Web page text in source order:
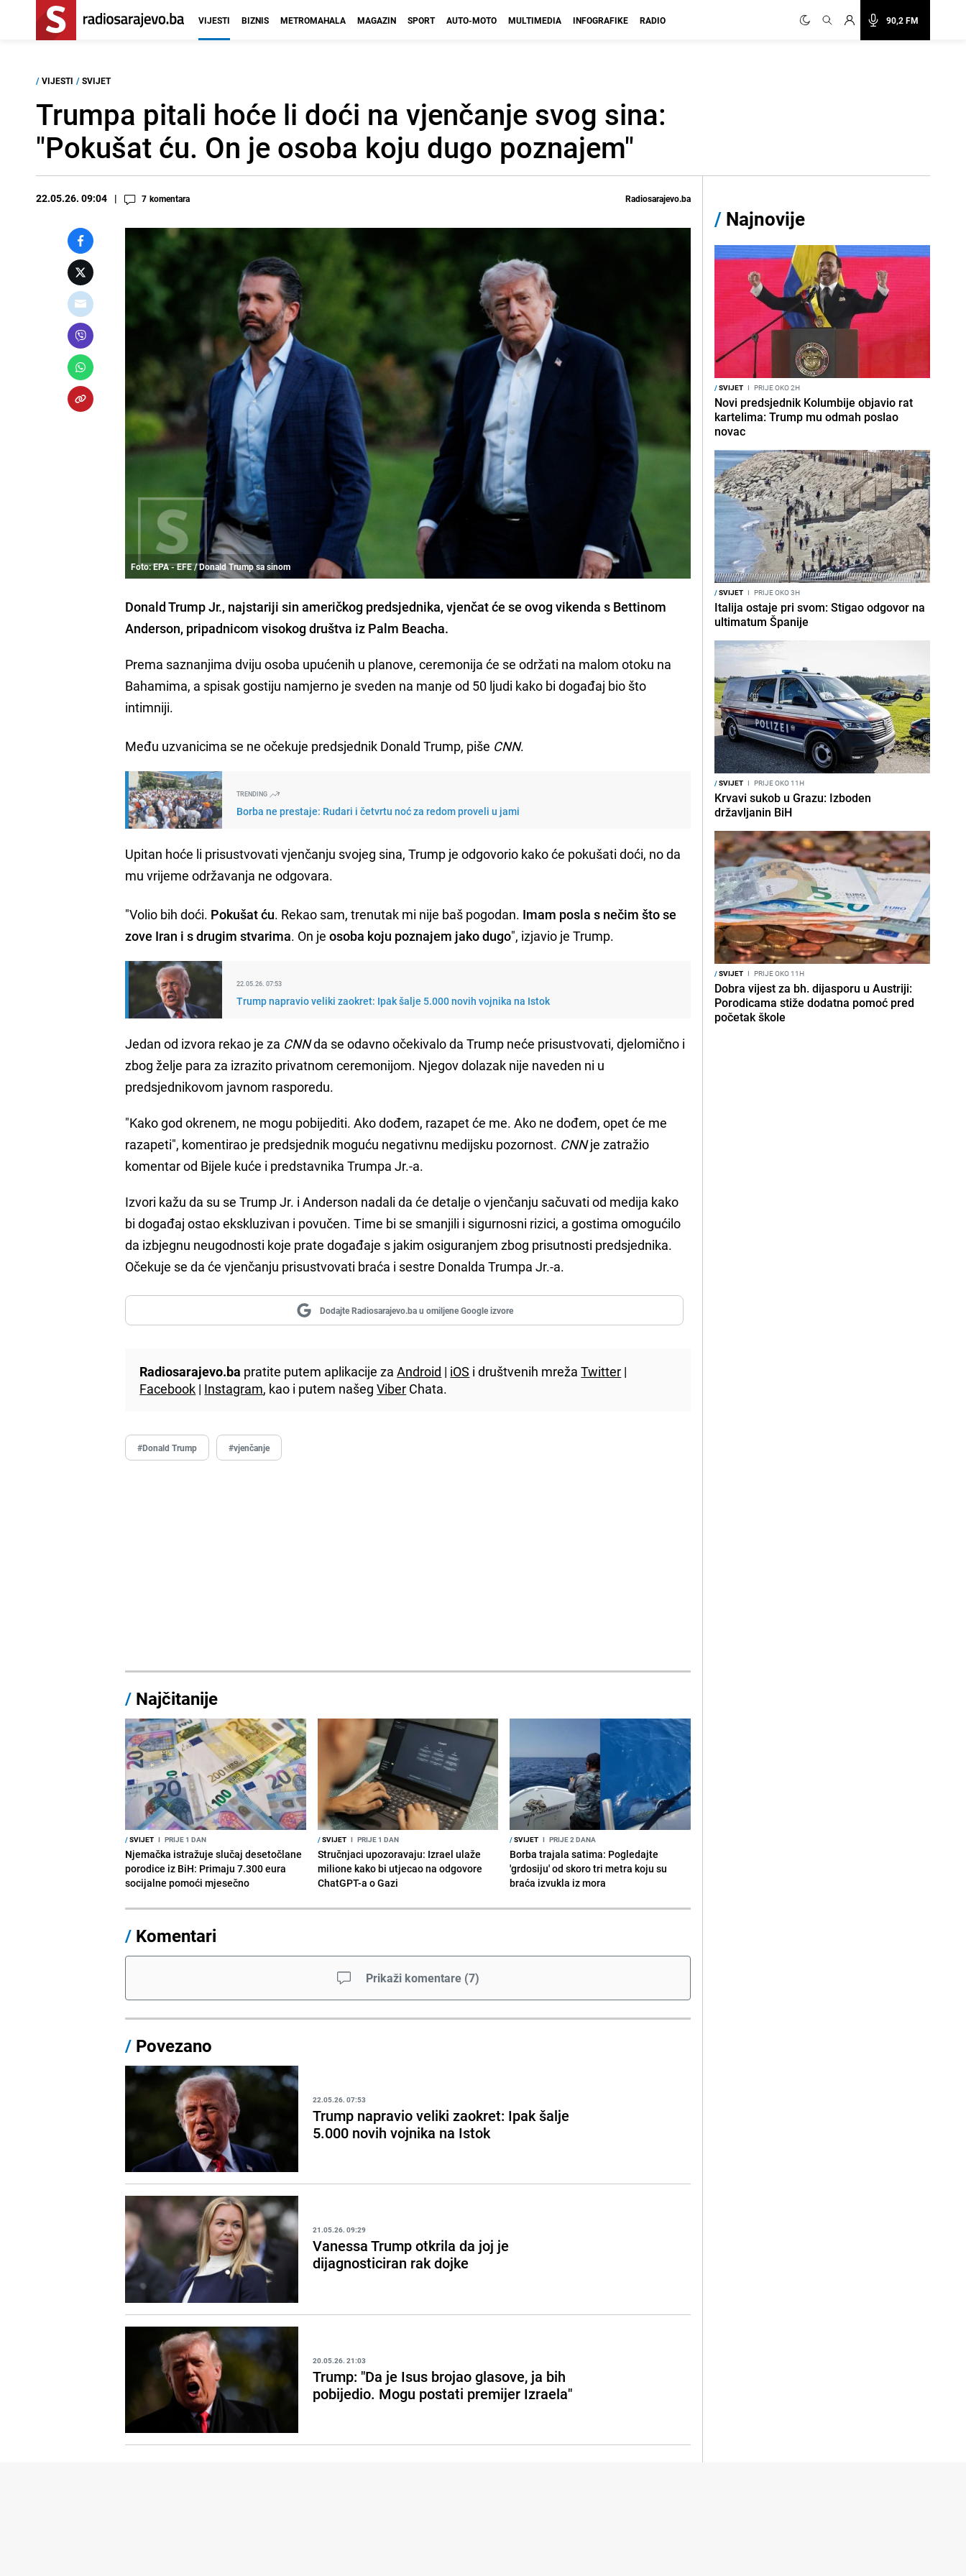
90,2 FM
VIJESTI BIZNIS METROMAHALA MAGAZIN SPORT AUTO-MOTO MULTIMEDIA INFOGRAFIKE RADIO
/ VIJESTI / SVIJET
Trumpa pitali hoće li doći na vjenčanje svog sina:
"Pokušat ću. On je osoba koju dugo poznajem"
22.05.26. 09:04 7 komentara Radiosarajevo.ba
Foto: EPA - EFE / Donald Trump sa sinom
Donald Trump Jr., najstariji sin američkog predsjednika, vjenčat će se ovog vikenda s Bettinom
Anderson, pripadnicom visokog društva iz Palm Beacha.
Prema saznanjima dviju osoba upućenih u planove, ceremonija će se održati na malom otoku na
Bahamima, a spisak gostiju namjerno je sveden na manje od 50 ljudi kako bi događaj bio što
intimniji.
Među uzvanicima se ne očekuje predsjednik Donald Trump, piše CNN.
TRENDING
Borba ne prestaje: Rudari i četvrtu noć za redom proveli u jami
Upitan hoće li prisustvovati vjenčanju svojeg sina, Trump je odgovorio kako će pokušati doći, no da
mu vrijeme održavanja ne odgovara.
"Volio bih doći. Pokušat ću. Rekao sam, trenutak mi nije baš pogodan. Imam posla s nečim što se
zove Iran i s drugim stvarima. On jeosoba koju poznajem jako dugo", izjavio je Trump.
22.05.26. 07:53
Trump napravio veliki zaokret: Ipak šalje 5.000 novih vojnika na Istok
Jedan od izvora rekao je za CNNda se odavno očekivalo da Trump neće prisustvovati, djelomično i
zbog želje para za izrazito privatnom ceremonijom. Njegov dolazak nije naveden ni u
predsjednikovom javnom rasporedu.
"Kako god okrenem, ne mogu pobijediti. Ako dođem, razapet će me. Ako ne dođem, opet će me
razapeti", komentirao je predsjednik moguću negativnu medijsku pozornost. CNNje zatražio
komentar od Bijele kuće i predstavnika Trumpa Jr.-a.
Izvori kažu da su se Trump Jr. i Anderson nadali da će detalje o vjenčanju sačuvati od medija kako
bi događaj ostao ekskluzivan i povučen. Time bi se smanjili i sigurnosni rizici, a gostima omogućilo
da izbjegnu neugodnosti koje prate događaje s jakim osiguranjem zbog prisutnosti predsjednika.
Očekuje se da će vjenčanju prisustvovati braća i sestre Donalda Trumpa Jr.-a.
Dodajte Radiosarajevo.ba u omiljene Google izvore
Radiosarajevo.ba pratite putem aplikacije zaAndroid | iOS i društvenih mrežaTwitter |
Facebook | Instagram, kao i putem našegViber Chata.
#Donald Trump #vjenčanje
/ Najčitanije
/SVIJET I PRIJE 1 DAN
Njemačka istražuje slučaj desetočlane
porodice iz BiH: Primaju 7.300 eura
socijalne pomoći mjesečno
/SVIJET I PRIJE 1 DAN
Stručnjaci upozoravaju: Izrael ulaže
milione kako bi utjecao na odgovore
ChatGPT-a o Gazi
/SVIJET I PRIJE 2 DANA
Borba trajala satima: Pogledajte
'grdosiju' od skoro tri metra koju su
braća izvukla iz mora
/ Komentari
Prikaži komentare (7)
/ Povezano
22.05.26. 07:53
Trump napravio veliki zaokret: Ipak šalje
5.000 novih vojnika na Istok
21.05.26. 09:29
Vanessa Trump otkrila da joj je
dijagnosticiran rak dojke
20.05.26. 21:03
Trump: "Da je Isus brojao glasove, ja bih
pobijedio. Mogu postati premijer Izraela"
/ Najnovije
/SVIJET I PRIJE OKO 2H
Novi predsjednik Kolumbije objavio rat
kartelima: Trump mu odmah poslao
novac
/SVIJET I PRIJE OKO 3H
Italija ostaje pri svom: Stigao odgovor na
ultimatum Španije
/SVIJET I PRIJE OKO 11H
Krvavi sukob u Grazu: Izboden
državljanin BiH
/SVIJET I PRIJE OKO 11H
Dobra vijest za bh. dijasporu u Austriji:
Porodicama stiže dodatna pomoć pred
početak škole